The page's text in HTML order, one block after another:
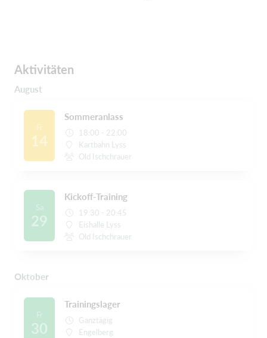
Aktivitäten
August
Fr
14
Sommeranlass
18:00 - 22:00
Kartbahn Lyss
Old Ischchrauer
Sa
29
Kickoff-Training
19:30 - 20:45
Eishalle Lyss
Old Ischchrauer
Oktober
Fr
30
Trainingslager
Ganztägig
Engelberg